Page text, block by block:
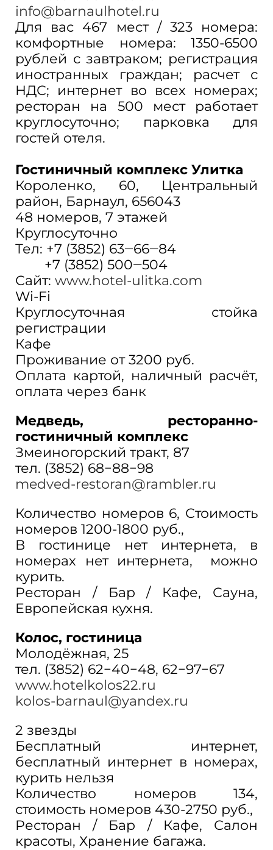
info@barnaulhotel.ru
Для вас 467 мест / 323 номера:
комфортные номера: 1350-6500
рублей с завтраком; регистрация
иностранных граждан; расчет с
НДС; интернет во всех номерах;
ресторан на 500 мест работает
круглосуточно; парковка для
гостей отеля.
Гостиничный комплекс Улитка
Короленко, 60, ​Центральный
район, Барнаул, 656043
48 номеров, ​7 этажей
Круглосуточно
Тел: +7 (3852) 63‒66‒84
+7 (3852) 500‒504
Сайт: www.hotel-ulitka.com
​Wi-Fi
​Круглосуточная стойка
регистрации ​
Кафе
Проживание от 3200 руб.​
Оплата картой​, наличный расчёт,
оплата через банк
Медведь, ресторанно-
гостиничный комплекс
Змеиногорский тракт, 87
тел. (3852) 68−88−98
medved-restoran@rambler.ru
Количество номеров 6, Стоимость
номеров 1200-1800 руб.,
В гостинице нет интернета, в
номерах нет интернета, можно
курить.
Ресторан / Бар / Кафе, Сауна,
Европейская кухня.
Колос, гостиница
Молодёжная, 25
тел. (3852) 62−40−48, 62−97−67
www.hotelkolos22.ru
kolos-barnaul@yandex.ru
2 звезды
Бесплатный интернет,
бесплатный интернет в номерах,
курить нельзя
Количество номеров 134,
стоимость номеров 430-2750 руб.,
Ресторан / Бар / Кафе, Салон
красоты, Хранение багажа.